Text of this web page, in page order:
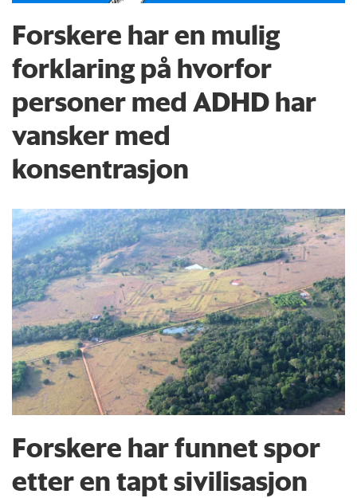
Forskere har en mulig
forklaring på hvorfor
personer med ADHD har
vansker med
konsentrasjon
Forskere har funnet spor
etter en tapt sivilisasjon